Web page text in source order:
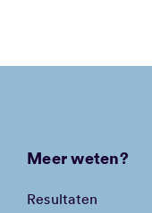
Meer weten?
Resultaten